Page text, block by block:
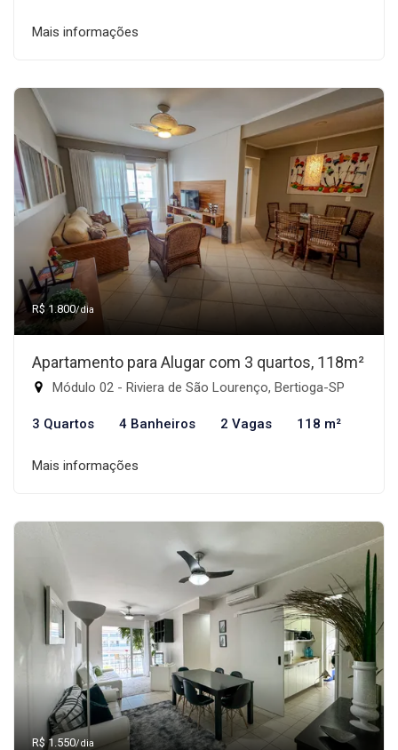
Mais informações
R$ 1.800/dia
Apartamento para Alugar com 3 quartos, 118m²
Módulo 02 - Riviera de São Lourenço, Bertioga-SP
3 Quartos 4 Banheiros 2 Vagas 118 m²
Mais informações
R$ 1.550/dia